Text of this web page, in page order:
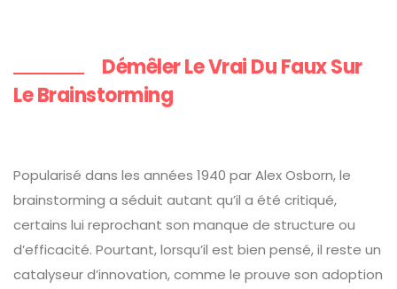
Démêler Le Vrai Du Faux Sur
Le Brainstorming
Popularisé dans les années 1940 par Alex Osborn, le
brainstorming a séduit autant qu’il a été critiqué,
certains lui reprochant son manque de structure ou
d’efficacité. Pourtant, lorsqu’il est bien pensé, il reste un
catalyseur d’innovation, comme le prouve son adoption